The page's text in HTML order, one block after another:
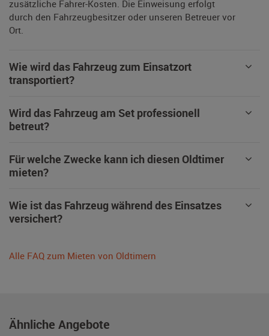
zusätzliche Fahrer-Kosten. Die Einweisung erfolgt
durch den Fahrzeugbesitzer oder unseren Betreuer vor
Ort.
Wie wird das Fahrzeug zum Einsatzort
transportiert?
Wird das Fahrzeug am Set professionell
betreut?
Für welche Zwecke kann ich diesen Oldtimer
mieten?
Wie ist das Fahrzeug während des Einsatzes
versichert?
Alle FAQ zum Mieten von Oldtimern
Ähnliche Angebote